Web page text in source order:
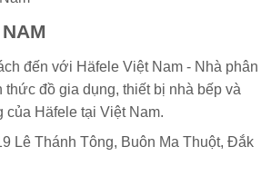
đến với Häfele Việt Nam - Nhà phân
thức đồ gia dụng, thiết bị nhà bếp và
của Häfeletại Việt Nam.
Lê Thánh Tông, Buôn Ma Thuột, Đắk